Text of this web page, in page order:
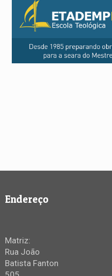
Endereço
Matriz:
Rua João
Batista Fanton